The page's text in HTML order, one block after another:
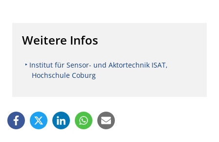
Weitere Infos
Institut für Sensor- und Aktortechnik ISAT,
Hochschule Coburg